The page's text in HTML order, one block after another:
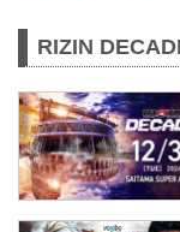
RIZIN